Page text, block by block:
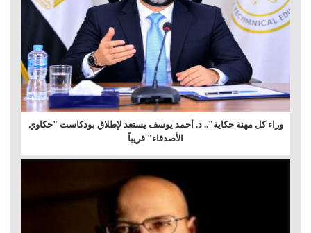
وراء كل مهنة حكاية".. د. أحمد يوسف يستعد لإطلاق بودكاست "حكاوي
الأصدقاء" قريباً